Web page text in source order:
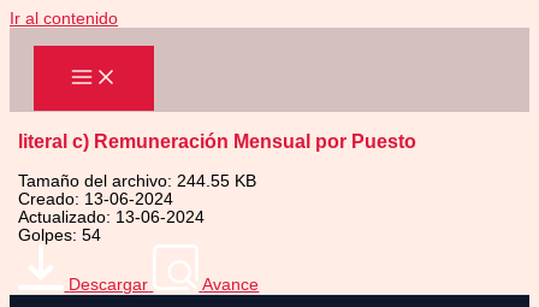
Ir al contenido
literal c) Remuneración Mensual por Puesto
Tamaño del archivo: 244.55 KB
Creado: 13-06-2024
Actualizado: 13-06-2024
Golpes: 54
Descargar Avance